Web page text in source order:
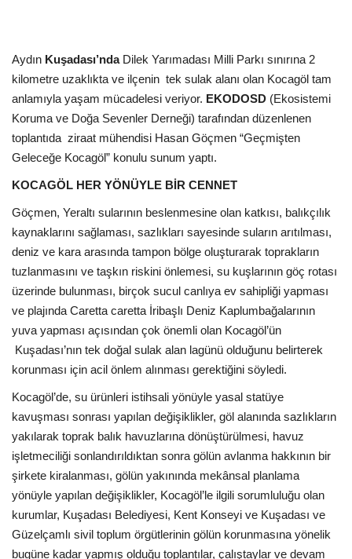
Ekonomi
Gündem
Aydın Kuşadası’nda Dilek Yarımadası Milli Parkı sınırına 2
kilometre uzaklıkta ve ilçenin tek sulak alanı olan Kocagöl tam
anlamıyla yaşam mücadelesi veriyor. EKODOSD (Ekosistemi
Koruma ve Doğa Sevenler Derneği) tarafından düzenlenen
toplantıda ziraat mühendisi Hasan Göçmen “Geçmişten
Geleceğe Kocagöl” konulu sunum yaptı.
KOCAGÖL HER YÖNÜYLE BİR CENNET
Göçmen, Yeraltı sularının beslenmesine olan katkısı, balıkçılık
kaynaklarını sağlaması, sazlıkları sayesinde suların arıtılması,
deniz ve kara arasında tampon bölge oluşturarak toprakların
tuzlanmasını ve taşkın riskini önlemesi, su kuşlarının göç rotası
üzerinde bulunması, birçok sucul canlıya ev sahipliği yapması
ve plajında Caretta caretta İribaşlı Deniz Kaplumbağalarının
yuva yapması açısından çok önemli olan Kocagöl’ün
Kuşadası’nın tek doğal sulak alan lagünü olduğunu belirterek
korunması için acil önlem alınması gerektiğini söyledi.
Kocagöl’de, su ürünleri istihsali yönüyle yasal statüye
kavuşması sonrası yapılan değişiklikler, göl alanında sazlıkların
yakılarak toprak balık havuzlarına dönüştürülmesi, havuz
işletmeciliği sonlandırıldıktan sonra gölün avlanma hakkının bir
şirkete kiralanması, gölün yakınında mekânsal planlama
yönüyle yapılan değişiklikler, Kocagöl’le ilgili sorumluluğu olan
kurumlar, Kuşadası Belediyesi, Kent Konseyi ve Kuşadası ve
Güzelçamlı sivil toplum örgütlerinin gölün korunmasına yönelik
bugüne kadar yapmış olduğu toplantılar, çalıştaylar ve devam